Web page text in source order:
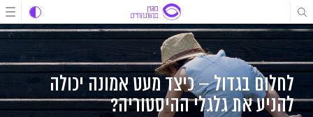
דלג
לתוכן
דלג
לתוכן
דלג
לניווט
לחלום בגדול – כיצד מעט אמונה יכולה
להניע את גלגלי ההיסטוריה?